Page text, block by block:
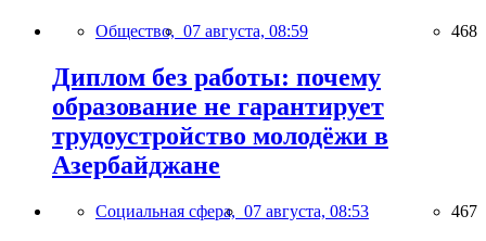
Общество, 07 августа, 08:59 468
Диплом без работы: почему
образование не гарантирует
трудоустройство молодёжи в
Азербайджане
Социальная сфера, 07 августа, 08:53 467